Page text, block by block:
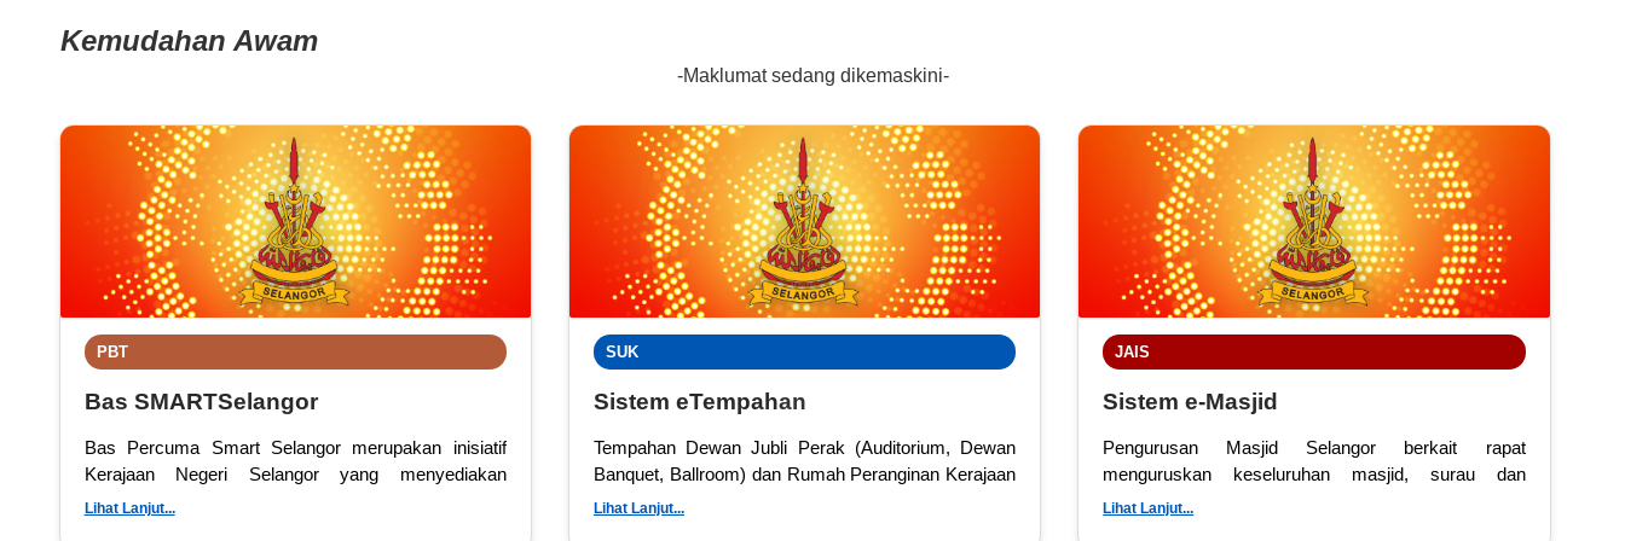
Kemudahan Awam
-Maklumat sedang dikemaskini-
PBT
Bas SMARTSelangor
Bas Percuma Smart Selangor merupakan inisiatif
Kerajaan Negeri Selangor yang menyediakan
perkhidmatan bas percuma kepada rakyat Selangor
Lihat Lanjut...
SUK
Sistem eTempahan
Tempahan Dewan Jubli Perak (Auditorium, Dewan
Banquet, Ballroom) dan Rumah Peranginan Kerajaan
Negeri Selangor
Lihat Lanjut...
JAIS
Sistem e-Masjid
Pengurusan Masjid Selangor berkait rapat
menguruskan keseluruhan masjid, surau dan
membekal teks khutbah.
Lihat Lanjut...